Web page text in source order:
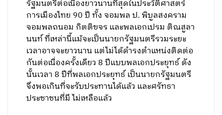
รัฐมนตรีต่อเนื่องยาวนานที่สุดในประวัติศาสตร์
การเมืองไทย 90 ปี ทั้ง จอมพล ป. พิบูลสงคราม
จอมพลถนอม กิตติขจร และพลเอกเปรม ติณสูลา
นนท์ ที่เหล่านี้แม้จะเป็นนายกรัฐมนตรีรวมระยะ
เวลาอาจจะยาวนาน แต่ไม่ได้ดำรงตำแหน่งติดต่อ
กันต่อเนื่องครั้งเดียว 8 ปีแบบพลเอกประยุทธ์ ดัง
นั้นเวลา 8 ปีที่พลเอกประยุทธ์ เป็นนายกรัฐมนตรี
จึงพอเกินที่จะรับประทานได้แล้ว และศรัทธา
ประชาชนที่มี ไม่เหลือแล้ว